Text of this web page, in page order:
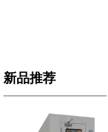
新品推荐